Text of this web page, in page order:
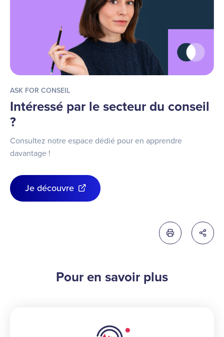
ASK FOR CONSEIL
Intéressé par le secteur du conseil
?
Consultez notre espace dédié pour en apprendre
davantage !
Je découvre
Imprimer cette
Pour en savoir plus